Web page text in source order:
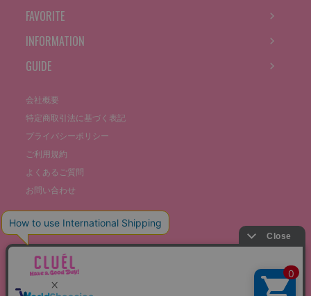
FAVORITE
INFORMATION
GUIDE
会社概要
特定商取引法に基づく表記
プライバシーポリシー
ご利用規約
よくあるご質問
お問い合わせ
©THE STOCKS CO., LTD